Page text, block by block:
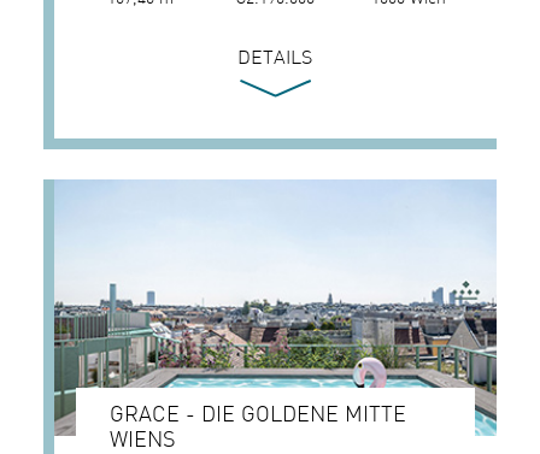
DETAILS
GRACE - DIE GOLDENE MITTE
WIENS